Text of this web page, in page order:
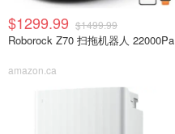
$1299.99 $1499.99
Roborock Z70 扫拖机器人 22000Pa
amazon.ca